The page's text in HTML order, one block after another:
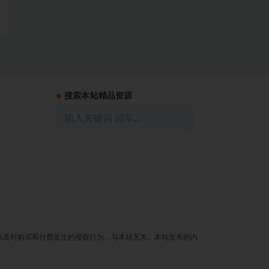
搜索本站精品资源
时购买和付费发生的侵权行为，与本站无关。本站发布的内